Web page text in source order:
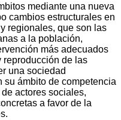
mediante una nueva
cambios estructurales en
regionales, que son las
a la población,
más adecuados
reproducción de las
una sociedad
su ámbito de competencia
actores sociales,
a favor de la